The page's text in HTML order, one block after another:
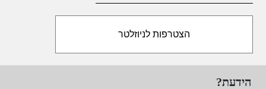
הידעת?